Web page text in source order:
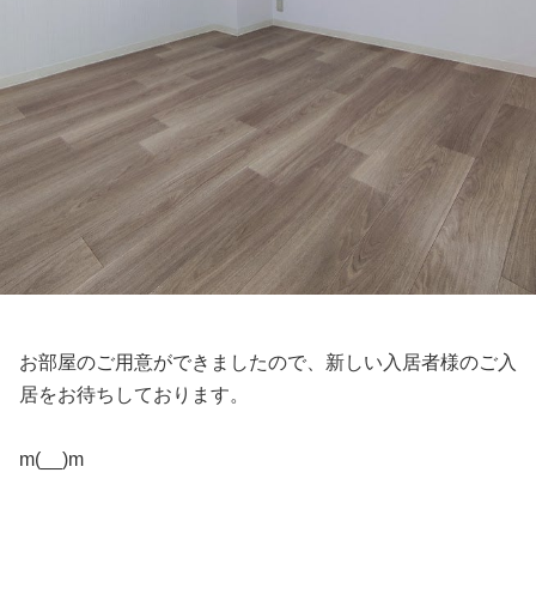
お部屋のご用意ができましたので、新しい入居者様のご入
居をお待ちしております。
m(__)m